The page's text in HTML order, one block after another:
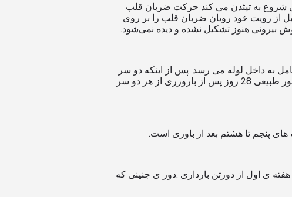
شروع به تپثدن می کند حرکت ضربان قلب
از رویت خود رویان ضربان قلب را بر روی
بیرونی هنوز تشکیل نشده و دیده نمی‌شود.
به داخل لوله می رسد. پس از اینکه دو سر
اینلوله بسته شد ، دستگاه عصبی اولیه فرایند طولانی تکامل را آغاز می کند ، که تا بعد از تولد نوزاد ادامه می یابد. لوله ی عصبی به طور طبیعی 28 روز پس از بارورری از هر دو سر
پنجم تا هشتم بعد از باوری است.
ی اول از دورتن بارداری .دور ی جنینی که